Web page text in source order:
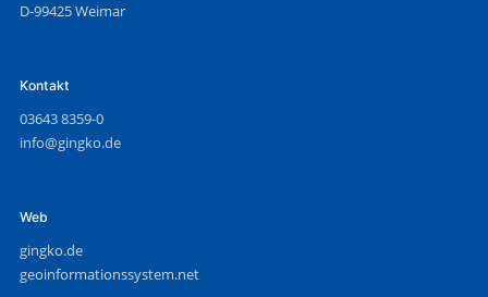
D-99425 Weimar
Kontakt
03643 8359-0
info@gingko.de
Web
gingko.de
geoinformationssystem.net